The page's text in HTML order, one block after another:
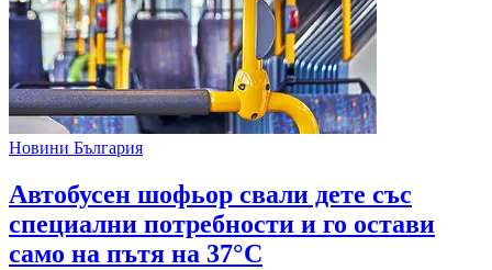
Новини България
Автобусен шофьор свали дете със
специални потребности и го остави
само на пътя на 37°C